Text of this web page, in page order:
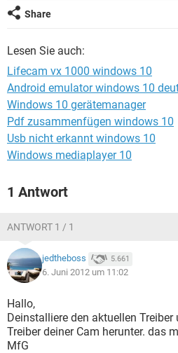
FACEBOOK
Share
Lesen Sie auch:
Lifecam vx 1000 windows 10
Android emulator windows 10
Windows 10 gerätemanager
Pdf zusammenfügen windows 10
Usb nicht erkannt windows 10
Windows mediaplayer 10
1 Antwort
ANTWORT 1 / 1
jedtheboss 5.661
6. Juni 2012 um 11:02
Hallo,
Deinstalliere den aktuellen Treiber
Treiber deiner Cam herunter. das
MfG